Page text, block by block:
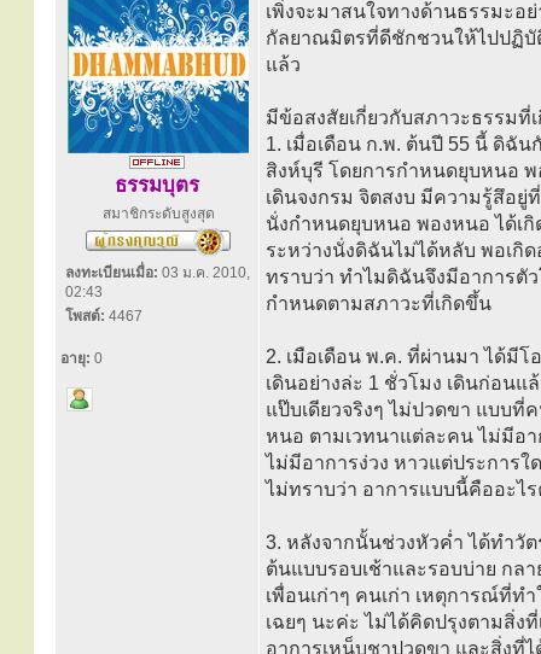
ธรรมบุตร
สมาชิกระดับสูงสุด
ลงทะเบียนเมื่อ: 03 ม.ค. 2010,
02:43
โพสต์: 4467
อายุ: 0
เพิ่งจะมาสนใจทางด้านธรรมะอ
กัลยาณมิตรที่ดีชักชวนให้ไปปฏิบัติ
แล้ว
มีข้อสงสัยเกี่ยวกับสภาวะธรรมที่
1. เมื่อเดือน ก.พ. ต้นปี 55 นี้ ดิฉั
สิงห์บุรี โดยการกำหนดยุบหนอ
เดินจงกรม จิตสงบ มีความรู้สึอยู่ที่
นั่งกำหนดยุบหนอ พองหนอ ได้เ
ระหว่างนั่งดิฉันไม่ได้หลับ พอเกิ
ทราบว่า ทำไมดิฉันจึงมีอาการตั
กำหนดตามสภาวะที่เกิดขึ้น
2. เมือเดือน พ.ค. ที่ผ่านมา ได้มี
เดินอย่างล่ะ 1 ชั่วโมง เดินก่อน
แป๊บเดียวจริงๆ ไม่ปวดขา แบบ
หนอ ตามเวทนาแต่ละคน ไม่มีอา
ไม่มีอาการง่วง หาวแต่ประการใ
ไม่ทราบว่า อาการแบบนี้คืออะไ
3. หลังจากนั้นช่วงหัวค่ำ ได้ทำวั
ต้นแบบรอบเช้าและรอบบ่าย กล
เพื่อนเก่าๆ คนเก่า เหตุการณ์ที่ท
เฉยๆ นะค่ะ ไม่ได้คิดปรุงตามสิ่
อาการเหน็บชาปวดขา และสิ่งที่